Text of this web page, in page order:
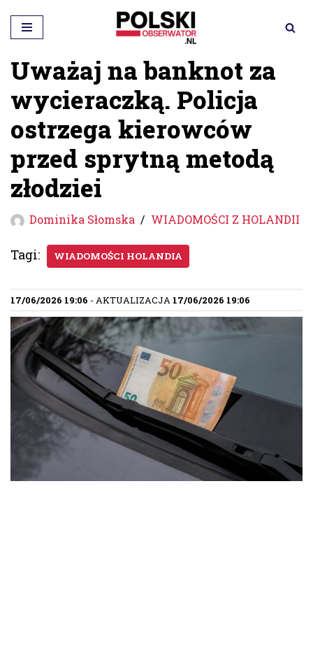
Przejdź
do
treści
Uważaj na banknot za
wycieraczką. Policja
ostrzega kierowców
przed sprytną metodą
złodziei
Dominika Słomska WIADOMOŚCI Z HOLANDII
Tagi: WIADOMOŚCI HOLANDIA
17/06/2026 19:06 - AKTUALIZACJA 17/06/2026 19:06